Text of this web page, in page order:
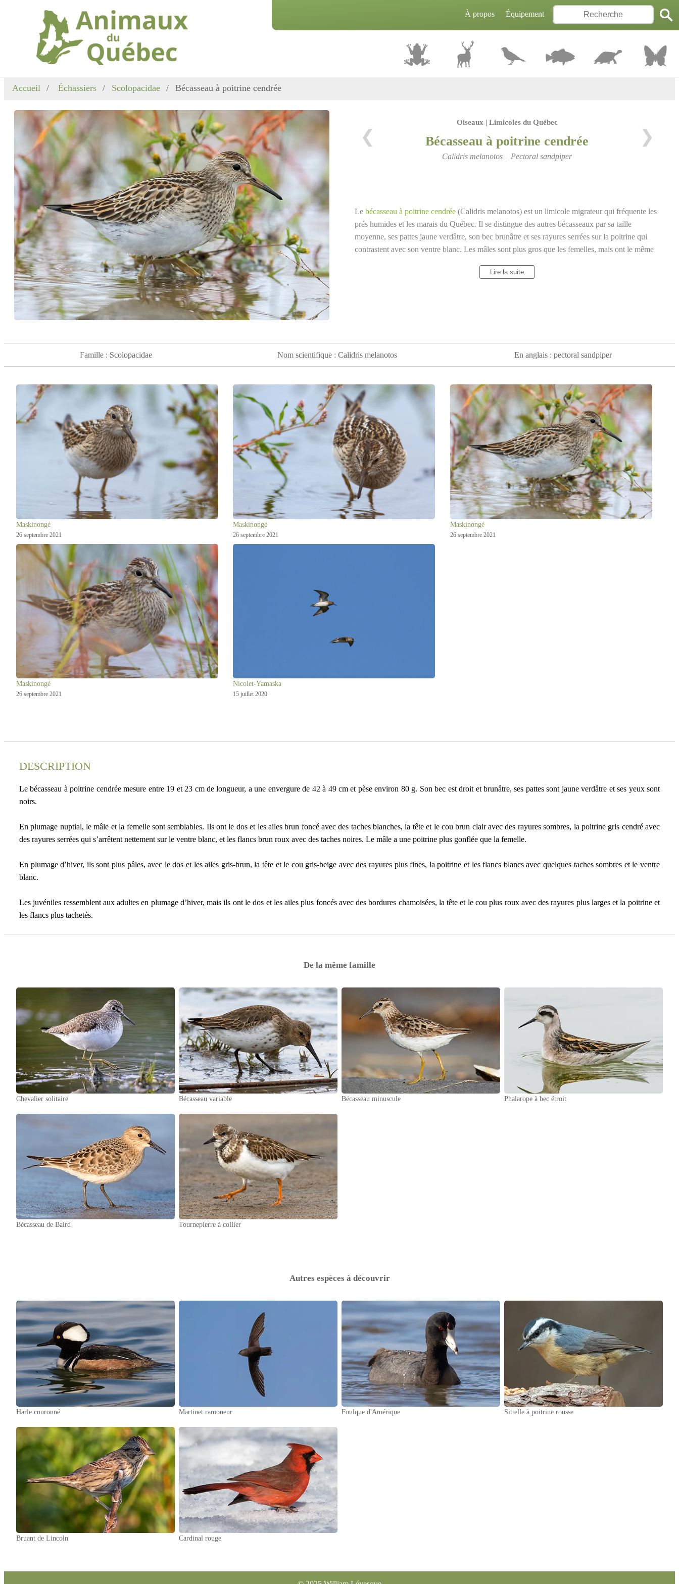
Équipement
À propos
Accueil Échassiers Scolopacidae Bécasseau à poitrine cendrée
❮
Oiseaux | Limicoles du Québec
Bécasseau à poitrine cendrée
Calidris melanotos | Pectoral sandpiper
❯
Le bécasseau à poitrine cendrée(Calidris melanotos) est un limicole migrateur qui fréquente les
prés humides et les marais du Québec. Il se distingue des autres bécasseaux par sa taille
moyenne, ses pattes jaune verdâtre, son bec brunâtre et ses rayures serrées sur la poitrine qui
contrastent avec son ventre blanc. Les mâles sont plus gros que les femelles, mais ont le même
petits crustacés. Il niche dans la toundra arctique et hiverne en Amérique du Sud.
Lire la suite
Famille : Scolopacidae Nom scientifique : Calidris melanotos En anglais : pectoral sandpiper
Maskinongé
26 septembre 2021
Maskinongé
26 septembre 2021
Maskinongé
26 septembre 2021
Maskinongé
26 septembre 2021
Nicolet-Yamaska
15 juillet 2020
DESCRIPTION
Le bécasseau à poitrine cendrée mesure entre 19 et 23 cm de longueur, a une envergure de 42 à 49 cm et pèse environ 80 g. Son bec est droit et brunâtre, ses pattes sont jaune verdâtre et ses yeux sont
noirs.
En plumage nuptial, le mâle et la femelle sont semblables. Ils ont le dos et les ailes brun foncé avec des taches blanches, la tête et le cou brun clair avec des rayures sombres, la poitrine gris cendré avec
des rayures serrées qui s’arrêtent nettement sur le ventre blanc, et les flancs brun roux avec des taches noires. Le mâle a une poitrine plus gonflée que la femelle.
En plumage d’hiver, ils sont plus pâles, avec le dos et les ailes gris-brun, la tête et le cou gris-beige avec des rayures plus fines, la poitrine et les flancs blancs avec quelques taches sombres et le ventre
blanc.
Les juvéniles ressemblent aux adultes en plumage d’hiver, mais ils ont le dos et les ailes plus foncés avec des bordures chamoisées, la tête et le cou plus roux avec des rayures plus larges et la poitrine et
les flancs plus tachetés.
De la même famille
Chevalier solitaire Bécasseau variable Bécasseau minuscule Phalarope à bec étroit
Bécasseau de Baird Tournepierre à collier
Autres espèces à découvrir
Harle couronné Martinet ramoneur Foulque d'Amérique Sittelle à poitrine rousse
Bruant de Lincoln Cardinal rouge